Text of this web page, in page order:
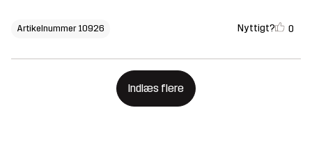
Artikelnummer 10926 Nyttigt? 0
Indlæs flere